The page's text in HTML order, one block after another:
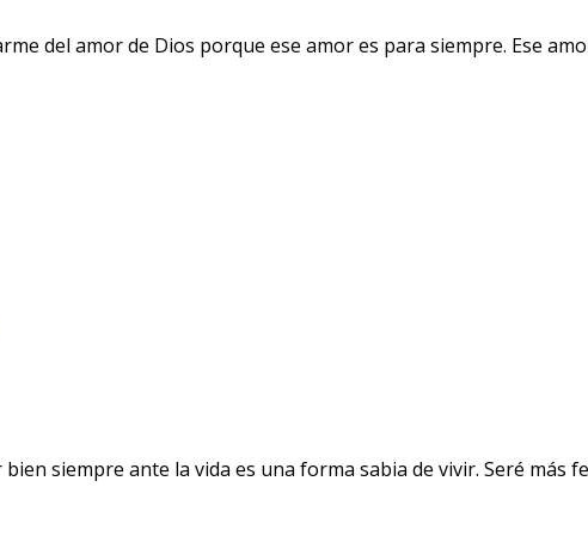
del amor de Dios porque ese amor es para siempre. Ese
siempre ante la vida es una forma sabia de vivir. Seré